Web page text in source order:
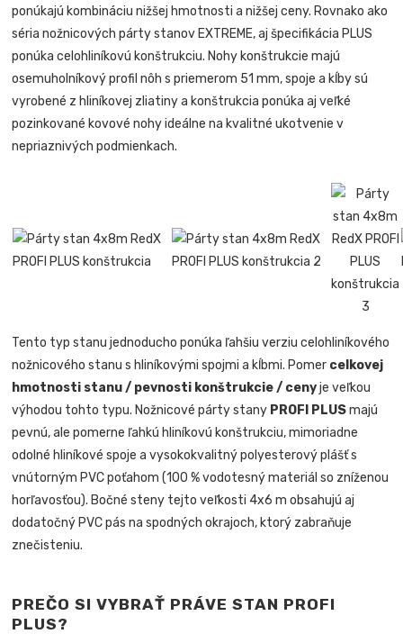
ponúkajú kombináciu nižšej hmotnosti a nižšej ceny. Rovnako ako
séria nožnicových párty stanov EXTREME, aj špecifikácia PLUS
ponúka celohliníkovú konštrukciu. Nohy konštrukcie majú
osemuholníkový profil nôh s priemerom 51 mm, spoje a kĺby sú
vyrobené z hliníkovej zliatiny a konštrukcia ponúka aj veľké
pozinkované kovové nohy ideálne na kvalitné ukotvenie v
nepriaznivých podmienkach.
Tento typ stanu jednoducho ponúka ľahšiu verziu celohliníkového
nožnicového stanu s hliníkovými spojmi a kĺbmi. Pomer celkovej
hmotnosti stanu / pevnosti konštrukcie / cenyje veľkou
výhodou tohto typu. Nožnicové párty stany PROFI PLUSmajú
pevnú, ale pomerne ľahkú hliníkovú konštrukciu, mimoriadne
odolné hliníkové spoje a vysokokvalitný polyesterový plášť s
vnútorným PVC poťahom (100 % vodotesný materiál so zníženou
horľavosťou). Bočné steny tejto veľkosti 4x6 m obsahujú aj
dodatočný PVC pás na spodných okrajoch, ktorý zabraňuje
znečisteniu.
PREČO SI VYBRAŤ PRÁVE STAN PROFI
PLUS?